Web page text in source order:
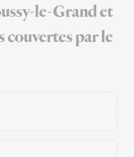
le-Grand et
couvertes par le